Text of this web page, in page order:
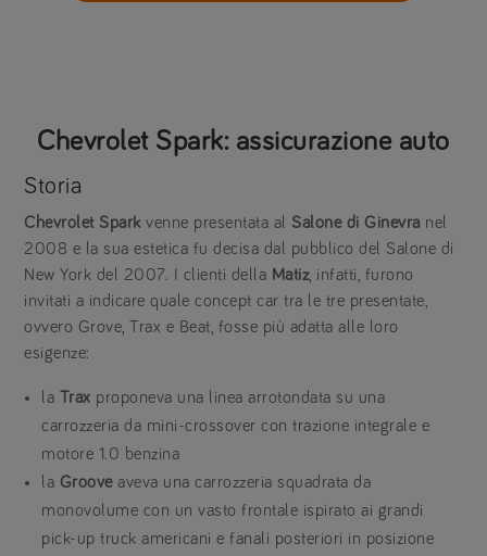
Chevrolet Spark: assicurazione auto
Storia
Chevrolet Spark venne presentata alSalone di Ginevra nel
2008 e la sua estetica fu decisa dal pubblico del Salone di
New York del 2007. I clienti della Matiz, infatti, furono
invitati a indicare quale concept car tra le tre presentate,
ovvero Grove, Trax e Beat, fosse più adatta alle loro
esigenze:
la Trax proponeva una linea arrotondata su una
carrozzeria da mini-crossover con trazione integrale e
motore 1.0 benzina
la Grooveaveva una carrozzeria squadrata da
monovolume con un vasto frontale ispirato ai grandi
pick-up truck americani e fanali posteriori in posizione